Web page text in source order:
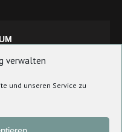
verwalten
und unseren Service zu